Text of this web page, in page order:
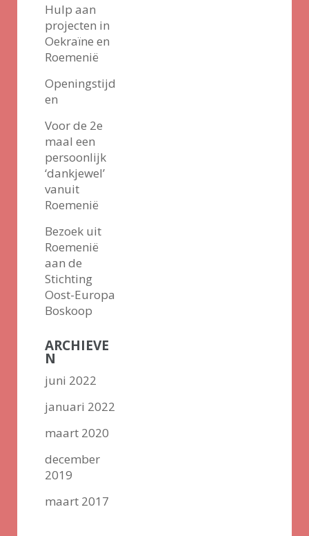
Hulp aan
projecten in
Oekraïne en
Roemenië
Openingstijd
en
Voor de 2e
maal een
persoonlijk
‘dankjewel’
vanuit
Roemenië
Bezoek uit
Roemenië
aan de
Stichting
Oost-Europa
Boskoop
ARCHIEVE
N
juni 2022
januari 2022
maart 2020
december
2019
maart 2017